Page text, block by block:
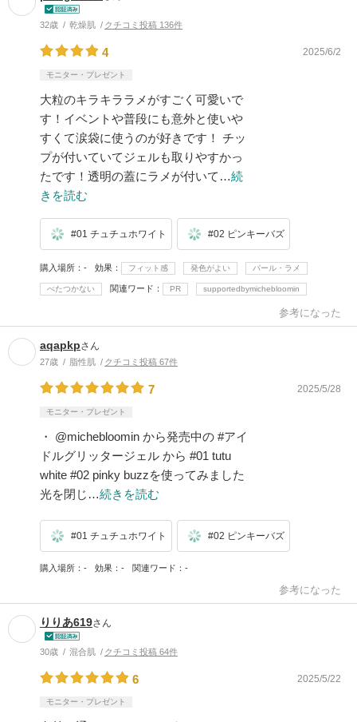
32歳 乾燥肌 クチコミ投稿 136件
4 2025/6/2
モニター・プレゼント
大粒のキラキララメがすごく可愛いで
す！イベントや普段にも意外と使いや
すくて涙袋に使うのが好きです！ チッ
プが付いていてジェルも取りやすかっ
たです！透明の蓋にラメが付いて…続
きを読む
#01 チュチュホワイト #02 ピンキーバズ
購入場所 - 効果 フィット感 発色がよい パール・ラメ
べたつかない 関連ワード PR supportedbymichebloomin
参考になった
aqapkpさん
27歳 脂性肌 クチコミ投稿 67件
7 2025/5/28
モニター・プレゼント
・ @michebloomin から発売中の #アイ
ドルグリッタージェル から #01 tutu
white #02 pinky buzzを使ってみました
光を閉じ…続きを読む
#01 チュチュホワイト #02 ピンキーバズ
購入場所 - 効果 - 関連ワード -
参考になった
りりあ619さん
30歳 混合肌 クチコミ投稿 64件
6 2025/5/22
モニター・プレゼント